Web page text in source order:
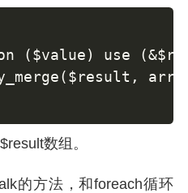
($value) use
数组。
的方法，和foreach循环